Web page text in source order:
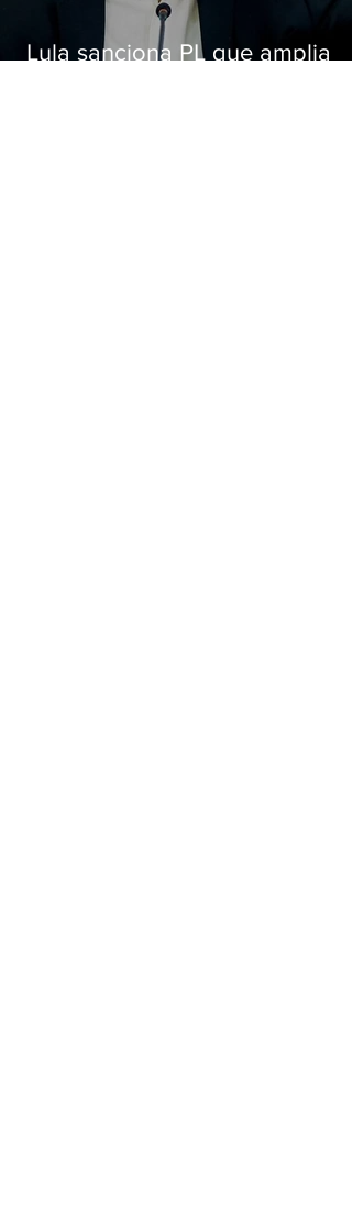
Lula sanciona PL que amplia